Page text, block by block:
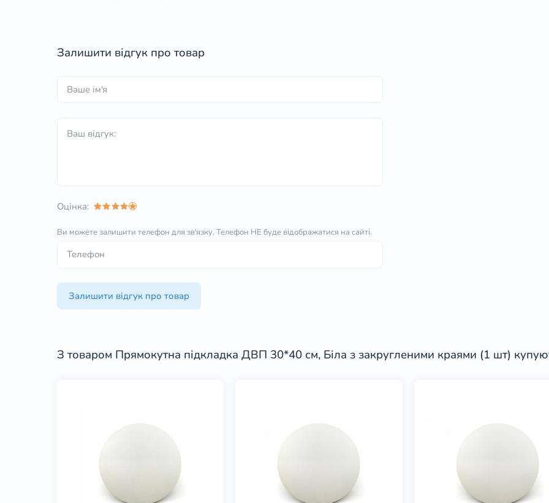
Залишити відгук про товар
Оцінка:
Ви можете залишити телефон для зв'язку.Телефон НЕ буде відображатися на сайті.
Залишити відгук про товар
З товаром Прямокутна підкладка ДВП 30*40 см, Біла з закругленими краями (1 шт)